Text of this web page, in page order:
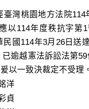
灣桃園地方法院
以114年度秩抗字第
國114年3月26日送
逾越憲法訴訟法第
以一致決裁定不受理。
洋
貞